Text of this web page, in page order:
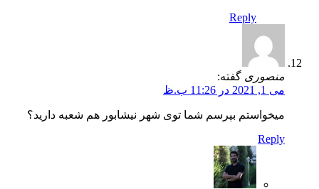
Reply
منصوری گفته:
می 1, 2021 در 11:26 ب.ظ
میخواستم بپرسم شما توی شهر نیشابور هم شعبه دارید؟
Reply